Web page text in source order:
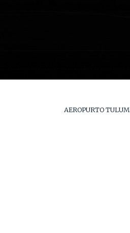
AEROPURTO TULUM